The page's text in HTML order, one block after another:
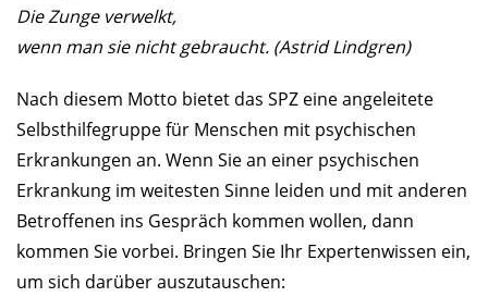
Die Zunge verwelkt,
wenn man sie nicht gebraucht. (Astrid Lindgren)
Nach diesem Motto bietet das SPZ eine angeleitete
Selbsthilfegruppe für Menschen mit psychischen
Erkrankungen an. Wenn Sie an einer psychischen
Erkrankung im weitesten Sinne leiden und mit anderen
Betroffenen ins Gespräch kommen wollen, dann
kommen Sie vorbei. Bringen Sie Ihr Expertenwissen ein,
um sich darüber auszutauschen: